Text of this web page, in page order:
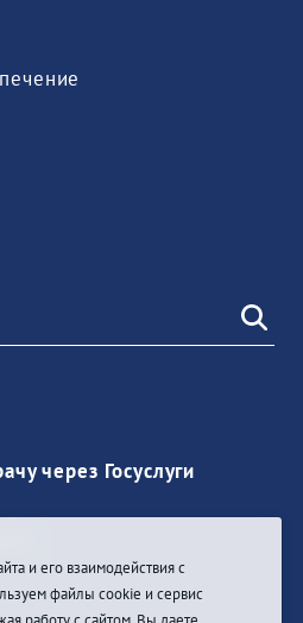
через Госуслуги
и его взаимодействия с
файлы cookie и сервис